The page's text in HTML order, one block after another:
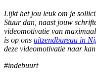
Lijkt het jou leuk om je
Stuur dan, naast jouw
videomotivatie van
is op ons uitzendbureau in
deze videomotivatie naar
#indebuurt